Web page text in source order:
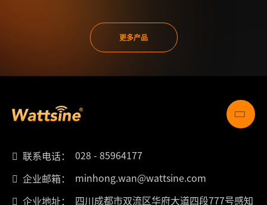
更多产品
联系电话：
028 - 85964177
企业邮箱：
minhong.wan@wattsine.com
企业地址：
四川成都市双流区华府大道四段777号感知